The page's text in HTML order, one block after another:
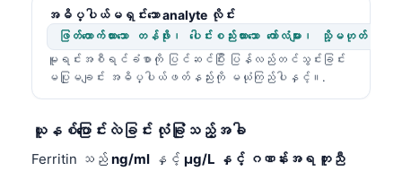
အဓိပ္ပါယ်မရှင်းသော analyte လိုင်း
ဖြတ်တောက်ထားသော တန်ဖိုး၊ ပေါင်းစည်းထားသော ကော်လံများ၊ သို့မ
မူရင်းအစီရင်ခံစာကို ပြင်ဆင်ပြီး ပြန်လည်တင်သွင်းခြင်း
မပြုမချင်း အဓိပ္ပါယ်ဖတ်နည်းကို မယုံကြည်ပါနှင့်။.
ယူနစ်ပြောင်းလဲခြင်း လုံခြုံသည့်အခါ
Ferritin သည် ng/ml နှင့် µg/L နှင့် ဂဏန်းအရ တူညီ